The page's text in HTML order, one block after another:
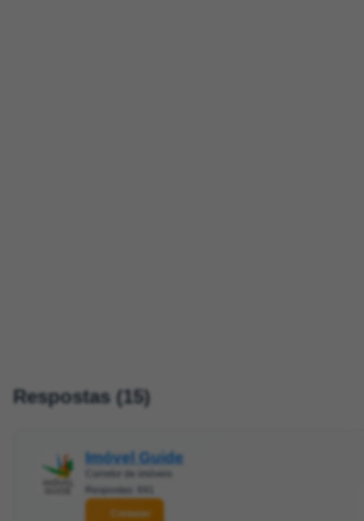
Respostas (15)
Imóvel Guide
Contatar